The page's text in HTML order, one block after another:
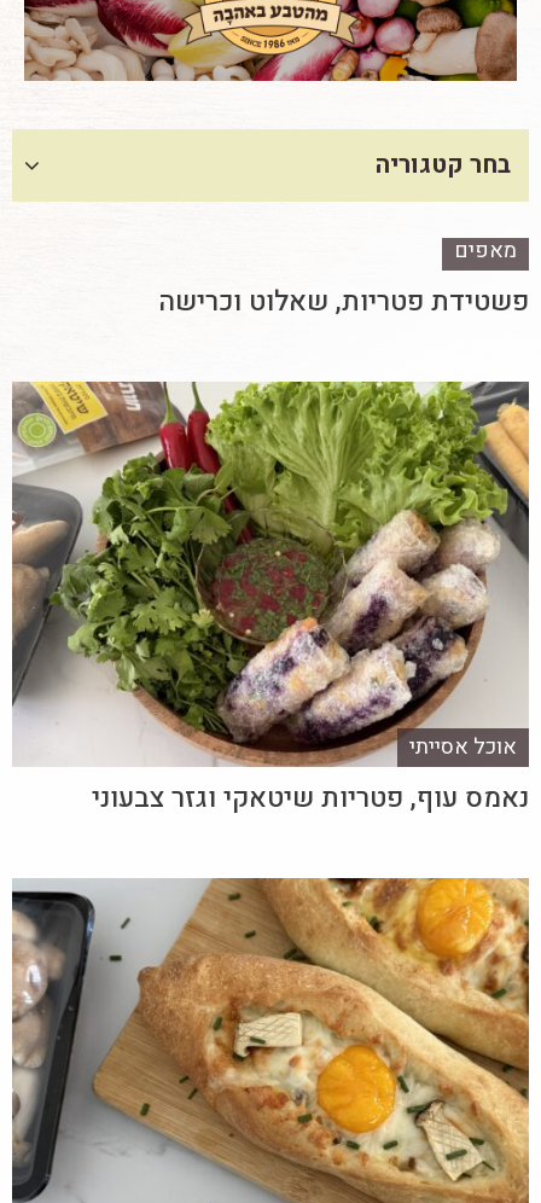
בחר קטגוריה
מאפים
פשטידת פטריות, שאלוט וכרישה
אוכל אסייתי
נאמס עוף, פטריות שיטאקי וגזר צבעוני